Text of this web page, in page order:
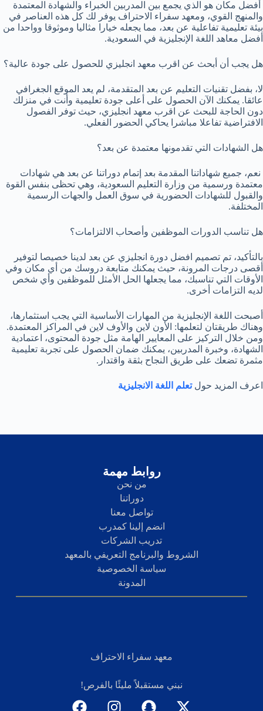
أفضل مكان هو الذي يجمع بين المدربين الخبراء والشهادة المعتمدة
والمنهج القوي، ومعهد سفراء الاحتراف يوفر لك كل هذه العناصر في
بيئة تعليمية تفاعلية عن بعد، مما يجعله خيارا مثاليا وموثوقا وواحدا من
أفضل معاهد اللغة الإنجليزية في السعودية.
هل يجب أن أبحث عن اقرب معهد انجليزي للحصول على جودة عالية؟
لا، بفضل تقنيات التعليم عن بعد المتقدمة، لم يعد الموقع الجغرافي
عائقا. يمكنك الآن الحصول على أعلى جودة تعليمية وأنت في منزلك
دون الحاجة للبحث عن اقرب معهد انجليزي، حيث توفر الفصول
الافتراضية تفاعلا مباشرا يحاكي الحضور الفعلي.
هل الشهادات التي تقدمونها معتمدة عن بعد؟
نعم، جميع شهاداتنا المقدمة بعد إتمام دوراتنا عن بعد هي شهادات
معتمدة ورسمية من وزارة التعليم السعودية، وهي تحظى بنفس القوة
والقبول للشهادات الحضورية في سوق العمل والجهات الرسمية
المختلفة.
هل تناسب الدورات الموظفين وأصحاب الالتزامات؟
بالتأكيد، تم تصميم افضل دورة انجليزي عن بعد لدينا خصيصا لتوفير
أقصى درجات المرونة، حيث يمكنك متابعة دروسك من أي مكان وفي
الأوقات التي تناسبك، مما يجعلها الحل الأمثل للموظفين وأي شخص
لديه التزامات أخرى.
أصبحت اللغة الإنجليزية من المهارات الأساسية التي يجب استثمارها،
وهناك طريقتان لتعلمها: الأون لاين والأوف لاين في المراكز المعتمدة.
ومن خلال التركيز على المعايير الهامة مثل جودة المحتوى، اعتمادية
الشهادة، وخبرة المدربين، يمكنك ضمان الحصول على تجربة تعليمية
مثمرة تضعك على طريق النجاح بثقة واقتدار.
اعرف المزيد حولتعلم اللغة الانجليزية
روابط مهمة
من نحن
دوراتنا
تواصل معنا
انضم إلينا كمدرب
تدريب الشركات
الشروط والبرنامج التعريفي بالمعهد
سياسة الخصوصية
المدونة
معهد سفراء الاحتراف
نبني مستقبلاً مليئًا بالفرص!